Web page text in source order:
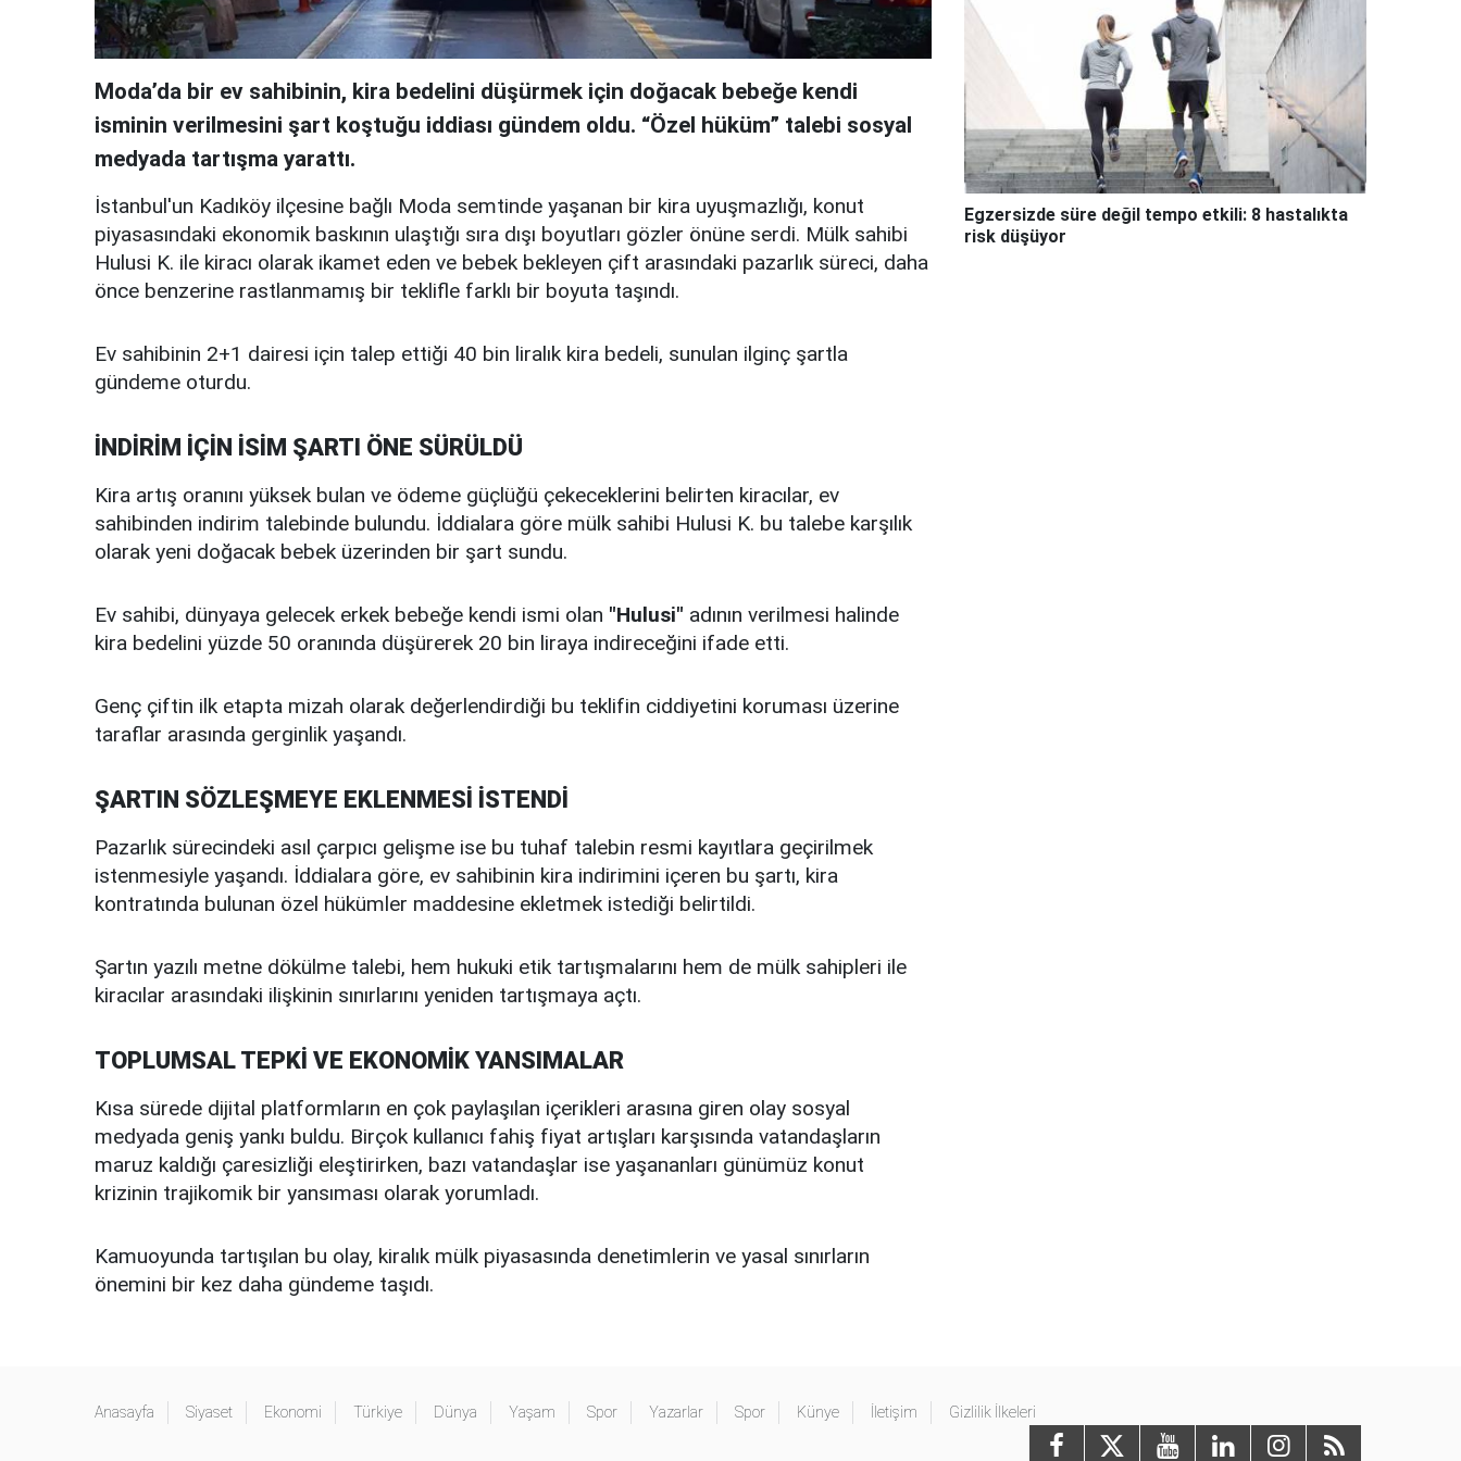
Moda’da bir ev sahibinin, kira bedelini düşürmek için doğacak bebeğe kendi
isminin verilmesini şart koştuğu iddiası gündem oldu. “Özel hüküm” talebi sosyal
medyada tartışma yarattı.
İstanbul'un Kadıköy ilçesine bağlı Moda semtinde yaşanan bir kira uyuşmazlığı, konut
piyasasındaki ekonomik baskının ulaştığı sıra dışı boyutları gözler önüne serdi. Mülk sahibi
Hulusi K. ile kiracı olarak ikamet eden ve bebek bekleyen çift arasındaki pazarlık süreci, daha
önce benzerine rastlanmamış bir teklifle farklı bir boyuta taşındı.
Ev sahibinin 2+1 dairesi için talep ettiği 40 bin liralık kira bedeli, sunulan ilginç şartla
gündeme oturdu.
İNDİRİM İÇİN İSİM ŞARTI ÖNE SÜRÜLDÜ
Kira artış oranını yüksek bulan ve ödeme güçlüğü çekeceklerini belirten kiracılar, ev
sahibinden indirim talebinde bulundu. İddialara göre mülk sahibi Hulusi K. bu talebe karşılık
olarak yeni doğacak bebek üzerinden bir şart sundu.
Ev sahibi, dünyaya gelecek erkek bebeğe kendi ismi olan "Hulusi" adının verilmesi halinde
kira bedelini yüzde 50 oranında düşürerek 20 bin liraya indireceğini ifade etti.
Genç çiftin ilk etapta mizah olarak değerlendirdiği bu teklifin ciddiyetini koruması üzerine
taraflar arasında gerginlik yaşandı.
ŞARTIN SÖZLEŞMEYE EKLENMESİ İSTENDİ
Pazarlık sürecindeki asıl çarpıcı gelişme ise bu tuhaf talebin resmi kayıtlara geçirilmek
istenmesiyle yaşandı. İddialara göre, ev sahibinin kira indirimini içeren bu şartı, kira
kontratında bulunan özel hükümler maddesine ekletmek istediği belirtildi.
Şartın yazılı metne dökülme talebi, hem hukuki etik tartışmalarını hem de mülk sahipleri ile
kiracılar arasındaki ilişkinin sınırlarını yeniden tartışmaya açtı.
TOPLUMSAL TEPKİ VE EKONOMİK YANSIMALAR
Kısa sürede dijital platformların en çok paylaşılan içerikleri arasına giren olay sosyal
medyada geniş yankı buldu. Birçok kullanıcı fahiş fiyat artışları karşısında vatandaşların
maruz kaldığı çaresizliği eleştirirken, bazı vatandaşlar ise yaşananları günümüz konut
krizinin trajikomik bir yansıması olarak yorumladı.
Kamuoyunda tartışılan bu olay, kiralık mülk piyasasında denetimlerin ve yasal sınırların
önemini bir kez daha gündeme taşıdı.
Egzersizde süre değil tempo etkili: 8 hastalıkta
risk düşüyor
Anasayfa Siyaset Ekonomi Türkiye Dünya Yaşam Spor Yazarlar Spor Künye İletişim Gizlilik İlkeleri